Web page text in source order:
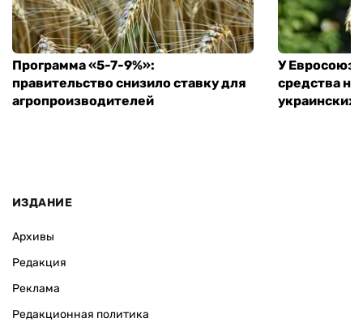
Программа «5-7-9%»:
правительство снизило ставку для
агропроизводителей
У
средства
ИЗДАНИЕ
Архивы
Редакция
Реклама
Редакционная политика